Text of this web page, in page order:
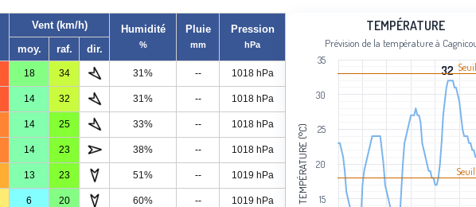
Vent (km/h) Humidité
%
Pluie
mm
Pression
hPa
moy. raf. dir.
18 34 31% -- 1018 hPa
14 32 31% -- 1018 hPa
14 25 33% -- 1018 hPa
14 23 38% -- 1018 hPa
13 23 51% -- 1019 hPa
6 20 60% -- 1019 hPa
Line chart with 111 data points.
Prévision de la température à
View as data table, Température
The chart has 1 X axis displaying
The chart has 1 Y axis displaying
TEMPÉRATURE (°C)
TEMPÉRATURE
Prévision de la température à
32
32
15
20
25
30
35